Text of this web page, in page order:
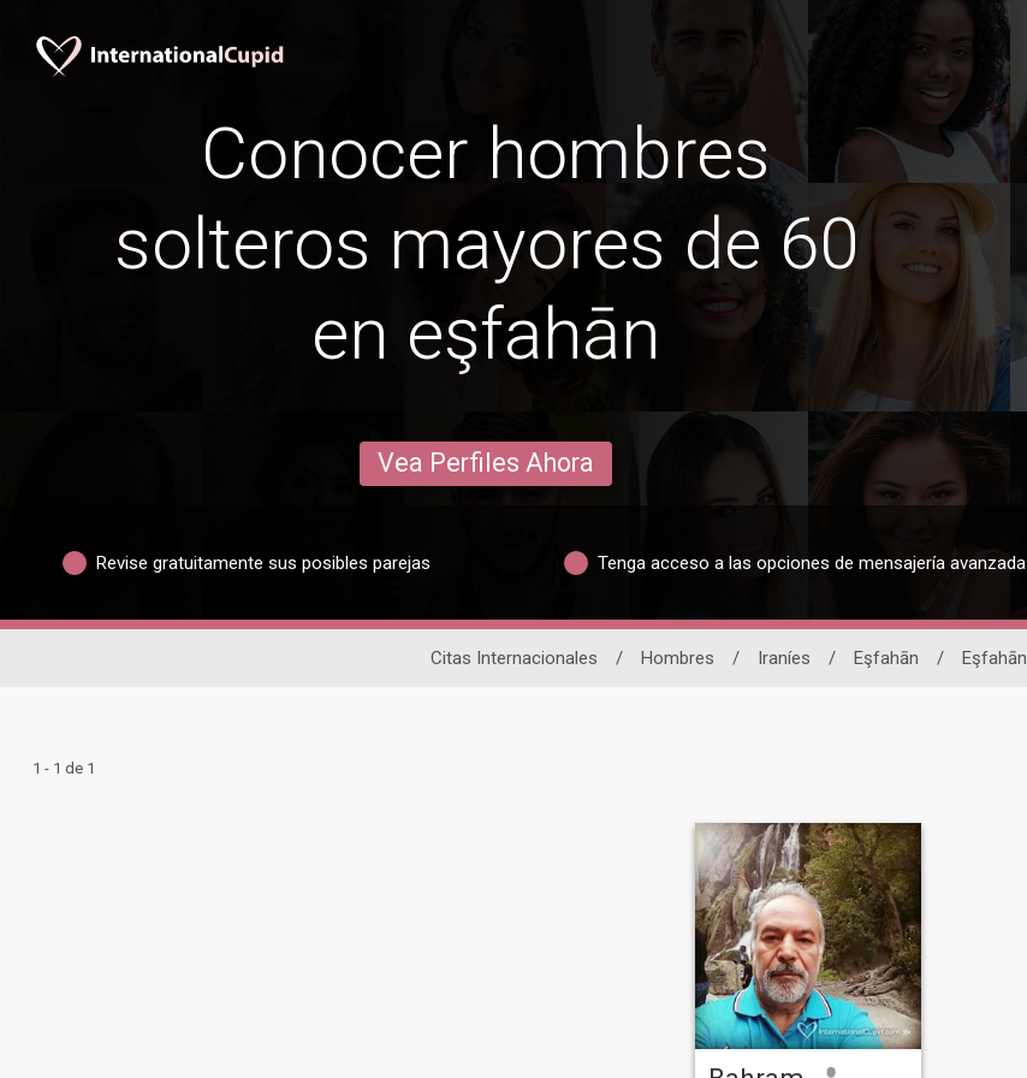
Conocer hombres
solteros mayores de 60
en eşfahān
Vea Perfiles Ahora
Revise gratuitamente sus posibles parejas Tenga acceso a las opciones de mensajería avanzada
Citas Internacionales / Hombres / Iraníes / Eşfahān / Eşfahān
1 - 1 de 1